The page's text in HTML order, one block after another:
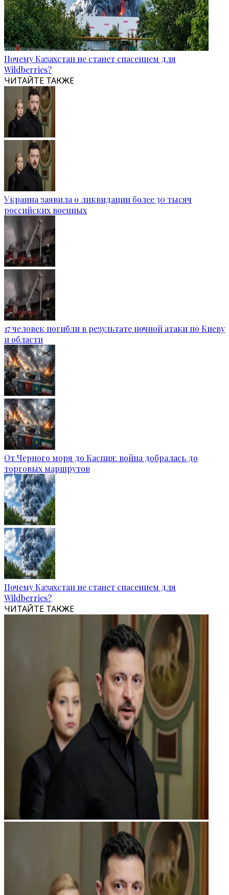
Почему Казахстан не станет спасением для
Wildberries?
ЧИТАЙТЕ ТАКЖЕ
Украина заявила о ликвидации более 30 тысяч
российских военных
17 человек погибли в результате ночной атаки по Киеву
и области
От Черного моря до Каспия: война добралась до
торговых маршрутов
Почему Казахстан не станет спасением для
Wildberries?
ЧИТАЙТЕ ТАКЖЕ